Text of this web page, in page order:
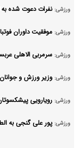
ورزشی: نفرات دعوت شده
ورزشی: موفقیت داوران
ورزشی: سرمربی الاهلی
ورزشی: وزیر ورزش و
ورزشی: رویارویی
ورزشی: پور علی گنجی به